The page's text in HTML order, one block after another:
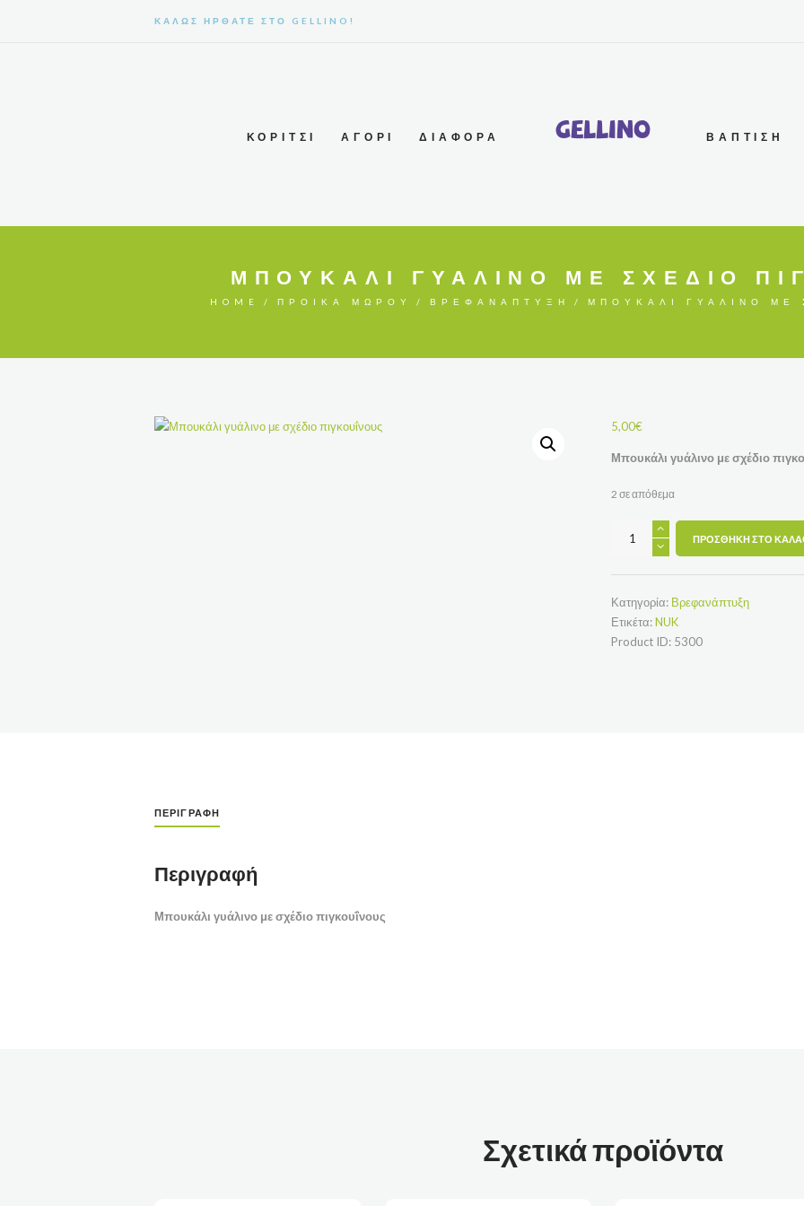
ΚΑΛΩΣ ΉΡΘΑΤΕ ΣΤΟ GELLINO!
ΚΟΡΊΤΣΙ ΑΓΌΡΙ ΔΙΆΦΟΡΑ ΒΆΠΤΙΣΗ
Gellino
ΜΠΟΥΚΆΛΙ ΓΥΆΛΙΝΟ ΜΕ ΣΧΈΔΙΟ
HOME ΠΡΟΊΚΑ ΜΩΡΟΎ ΒΡΕΦΑΝΆΠΤΥΞΗ ΜΠΟΥΚΆΛΙ ΓΥΆΛΙΝΟ ΜΕ
5,00€
Μπουκάλι γυάλινο με σχέδιο
2 σε απόθεμα
Μπουκάλι
γυάλινο
ΠΡΟΣΘΉΚΗ ΣΤΟ
Κατηγορία: Βρεφανάπτυξη
Ετικέτα:NUK
Product ID: 5300
ΠΕΡΙΓΡΑΦΉ
Περιγραφή
Μπουκάλι γυάλινο με σχέδιο πιγκουΐνους
Σχετικά προϊόντα